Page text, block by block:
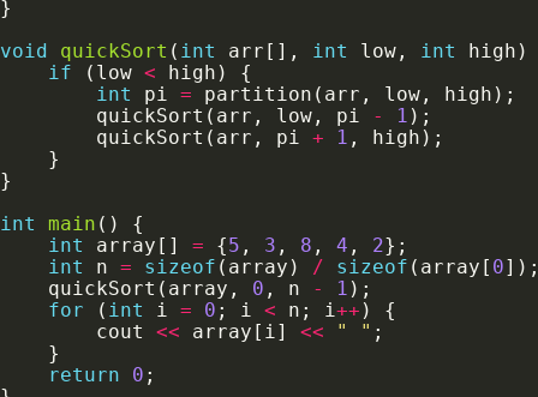
void
quickSort ( int arr[], int low, int
if (low <
int
pi =
        quickSort(arr, low, pi
- 1
        quickSort(arr, pi
+ 1
int
main
int
array[] = {5 , 3 , 8 , 4 , 2
int
n = sizeof (array) / sizeof (array[ 0
    quickSort(array,
0 , n - 1
for ( int i = 0 ; i < n; i++
        cout
<< array[i] << " "
return
0